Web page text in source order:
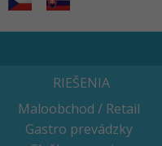
RIEŠENIA
Maloobchod / Retail
Gastro prevádzky